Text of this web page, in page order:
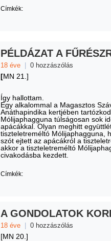
Címkék:
PÉLDÁZAT A
18 éve 0 hozzászólás
[MN 21.]
Így hallottam.
Egy alkalommal a Magasztos
Anáthapindika kertjében
Mólijaphagguna túlságosan sok
apácákkal. Olyan meghitt
tiszteletreméltó Mólijaphagguna,
szót ejtett az apácákról a
akkor a tiszteletreméltó
civakodásba kezdett.
Címkék:
A GONDOLATOK
18 éve 0 hozzászólás
[MN 20.]